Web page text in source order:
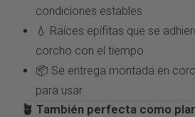
condiciones estables
💧 Raíces epífitas que se
corcho con el tiempo
📦 Se entrega montada en
para usar
🪴 También perfecta como